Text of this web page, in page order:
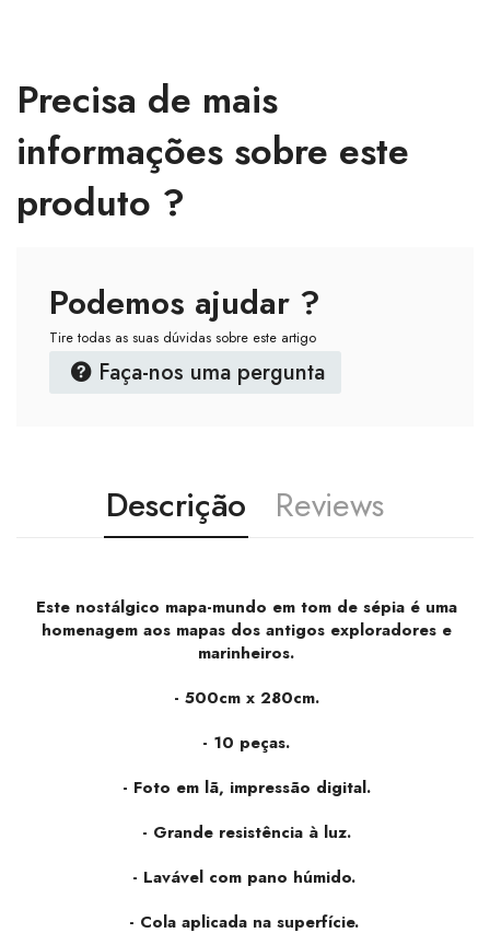
Precisa de mais
informações sobre este
produto ?
Podemos ajudar ?
Tire todas as suas dúvidas sobre este artigo
Faça-nos uma pergunta
Descrição Reviews
Este nostálgico mapa-mundo em tom de sépia é uma
homenagem aos mapas dos antigos exploradores e
marinheiros.
- 500cm x 280cm.
- 10 peças.
- Foto em lã, impressão digital.
- Grande resistência à luz.
- Lavável com pano húmido.
- Cola aplicada na superfície.